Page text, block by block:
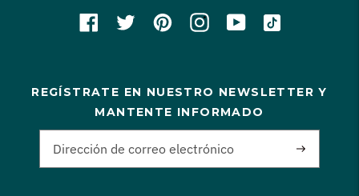
REGÍSTRATE EN NUESTRO NEWSLETTER Y
MANTENTE INFORMADO